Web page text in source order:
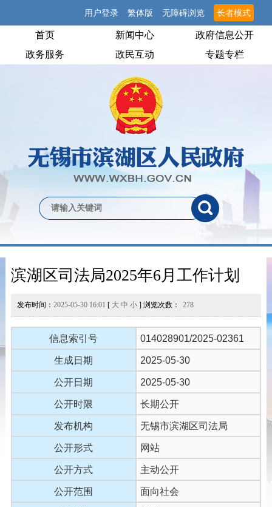
用户登录 繁体版 无障碍浏览 长者模式
首页 新闻中心
政府信息公开
政务服务
政民互动 专题专栏
滨湖区司法局2025年6月工作计划
发布时间： 2025-05-30 16:01 [ 大 中 小] 浏览次数： 278
信息索引号 014028901/2025-02361
生成日期 2025-05-30
公开日期 2025-05-30
公开时限 长期公开
发布机构 无锡市滨湖区司法局
公开形式 网站
公开方式 主动公开
公开范围 面向社会